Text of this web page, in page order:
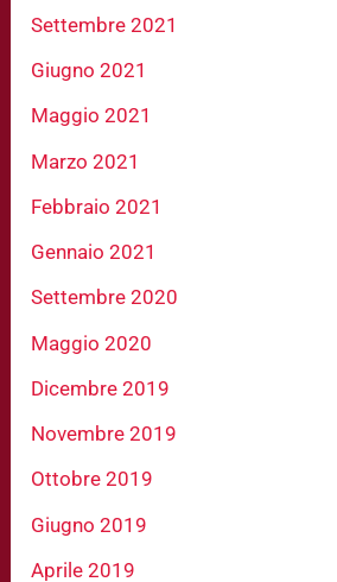
Settembre 2021
Giugno 2021
Maggio 2021
Marzo 2021
Febbraio 2021
Gennaio 2021
Settembre 2020
Maggio 2020
Dicembre 2019
Novembre 2019
Ottobre 2019
Giugno 2019
Aprile 2019